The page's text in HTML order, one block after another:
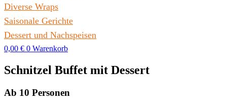
Diverse Wraps
Saisonale Gerichte
Dessert und Nachspeisen
0,00 € 0 Warenkorb
Schnitzel Buffet mit Dessert
Ab 10 Personen